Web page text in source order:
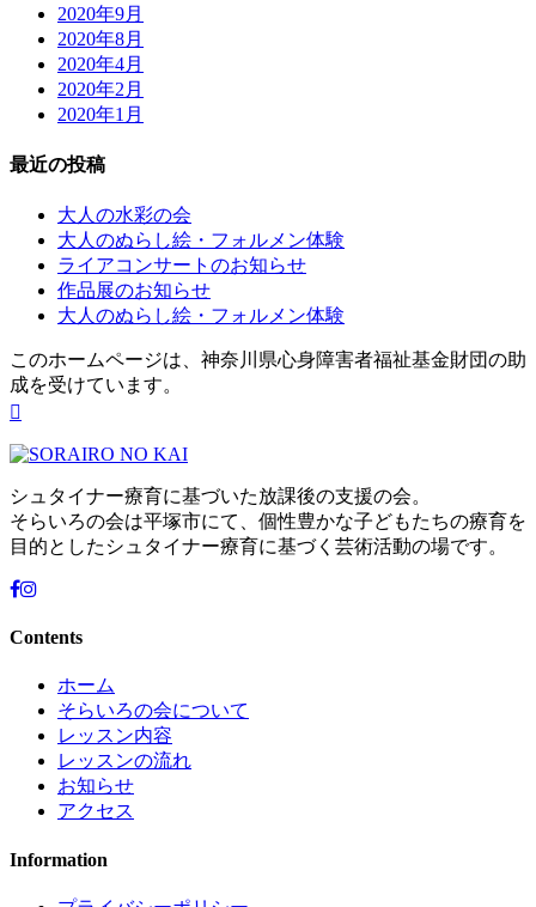
2020年9月
2020年8月
2020年4月
2020年2月
2020年1月
最近の投稿
大人の水彩の会
大人のぬらし絵・フォルメン体験
ライアコンサートのお知らせ
作品展のお知らせ
大人のぬらし絵・フォルメン体験
このホームページは、神奈川県心身障害者福祉基金財団の助
成を受けています。
シュタイナー療育に基づいた放課後の支援の会。
そらいろの会は平塚市にて、個性豊かな子どもたちの療育を
目的としたシュタイナー療育に基づく芸術活動の場です。
Contents
ホーム
そらいろの会について
レッスン内容
レッスンの流れ
お知らせ
アクセス
Information